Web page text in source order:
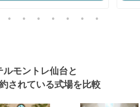
ルモントレ仙台と
されている式場を比較